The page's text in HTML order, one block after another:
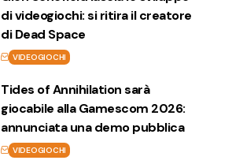
di videogiochi: si ritira il creatore
di Dead Space
VIDEOGIOCHI
Tides of Annihilation sarà
giocabile alla Gamescom 2026:
annunciata una demo pubblica
VIDEOGIOCHI